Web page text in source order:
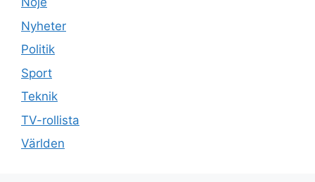
Nyheter
Politik
Sport
Teknik
TV-rollista
Världen